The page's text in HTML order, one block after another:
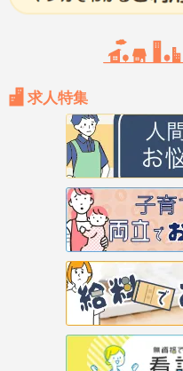
求人特集